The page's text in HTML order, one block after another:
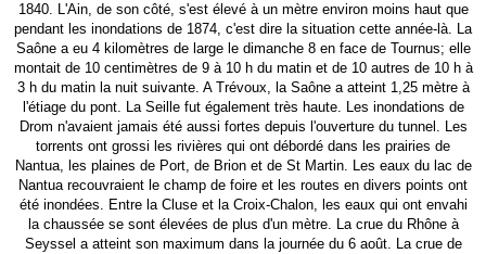
1840. L'Ain, de son côté, s'est élevé à un mètre environ moins haut que
pendant les inondations de 1874, c'est dire la situation cette année-là. La
Saône a eu 4 kilomètres de large le dimanche 8 en face de Tournus; elle
montait de 10 centimètres de 9 à 10 h du matin et de 10 autres de 10 h à
3 h du matin la nuit suivante. A Trévoux, la Saône a atteint 1,25 mètre à
l'étiage du pont. La Seille fut également très haute. Les inondations de
Drom n'avaient jamais été aussi fortes depuis l'ouverture du tunnel. Les
torrents ont grossi les rivières qui ont débordé dans les prairies de
Nantua, les plaines de Port, de Brion et de St Martin. Les eaux du lac de
Nantua recouvraient le champ de foire et les routes en divers points ont
été inondées. Entre la Cluse et la Croix-Chalon, les eaux qui ont envahi
la chaussée se sont élevées de plus d'un mètre. La crue du Rhône à
Seyssel a atteint son maximum dans la journée du 6 août. La crue de